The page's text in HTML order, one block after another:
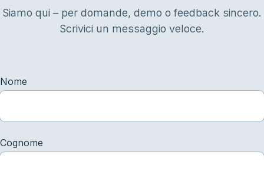
Siamo qui – per domande, demo o feedback sincero.
Scrivici un messaggio veloce.
Nome
Cognome